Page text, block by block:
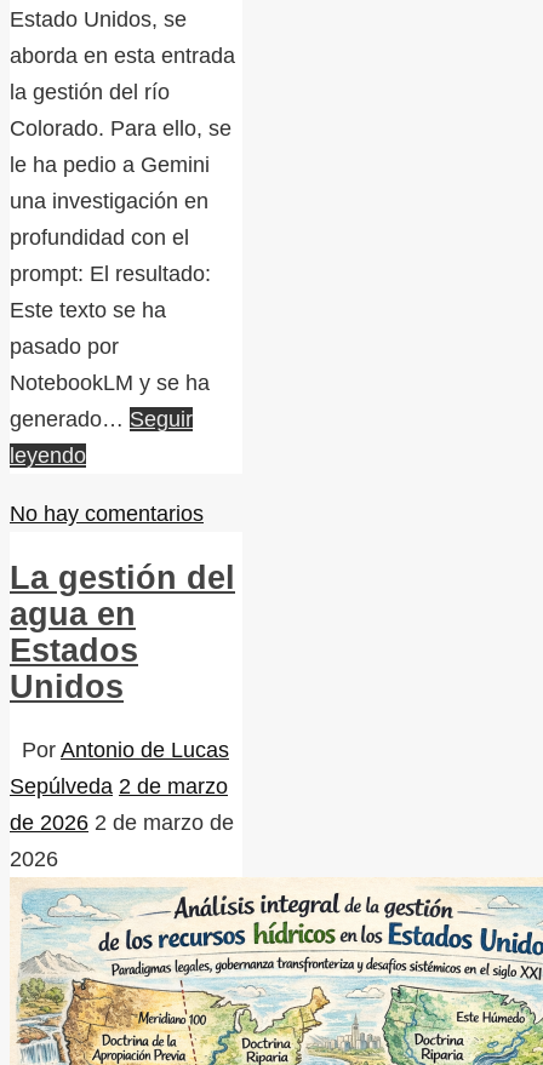
Estado Unidos, se
aborda en esta entrada
la gestión del río
Colorado. Para ello, se
le ha pedio a Gemini
una investigación en
profundidad con el
prompt: El resultado:
Este texto se ha
pasado por
NotebookLM y se ha
generado… Seguir
leyendo
No hay comentarios
La gestión del
agua en
Estados
Unidos
Por Antonio de Lucas
Sepúlveda 2 de marzo
de 2026 2 de marzo de
2026